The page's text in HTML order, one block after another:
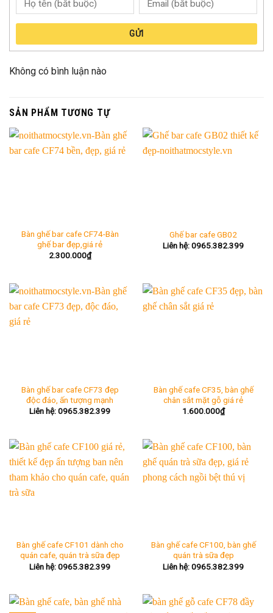
GỬI
Không có bình luận nào
SẢN PHẨM TƯƠNG TỰ
Bàn ghế bar cafe CF74-Bàn
ghế bar đẹp,giá rẻ
2.300.000₫
Ghế bar cafe GB02
Liên hệ: 0965.382.399
Bàn ghế bar cafe CF73 đẹp
độc đáo, ấn tượng mạnh
Liên hệ: 0965.382.399
Bàn ghế cafe CF35, bàn ghế
chân sắt mặt gỗ giá rẻ
1.600.000₫
Bàn ghế cafe CF101 dành cho
quán cafe, quán trà sữa đẹp
Liên hệ: 0965.382.399
Bàn ghế cafe CF100, bàn ghế
quán trà sữa đẹp
Liên hệ: 0965.382.399